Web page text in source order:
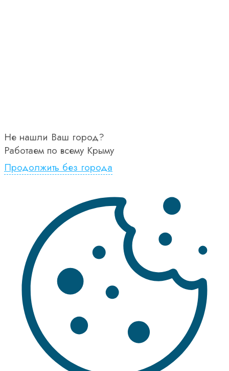
Не нашли Ваш город?
Работаем по всему Крыму
Продолжить без города